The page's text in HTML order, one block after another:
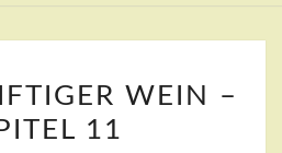
GIFTIGER
WEIN –
11